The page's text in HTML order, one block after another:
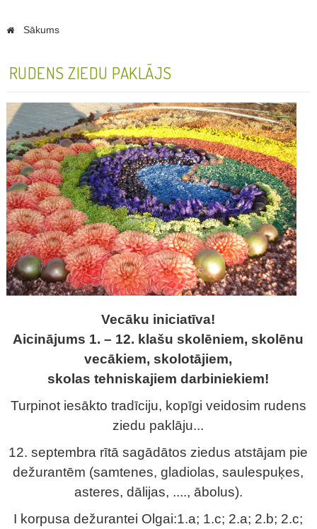
Sākums
RUDENS ZIEDU PAKLĀJS
Vecāku iniciatīva!
Aicinājums 1. – 12. klašu skolēniem, skolēnu
vecākiem, skolotājiem,
skolas tehniskajiem darbiniekiem!
Turpinot iesākto tradīciju, kopīgi veidosim rudens
ziedu paklāju...
12. septembra rītā sagādātos ziedus atstājam pie
dežurantēm (samtenes, gladiolas, saulespuķes,
asteres, dālijas, ...., ābolus).
I korpusa dežurantei Olgai:1.a; 1.c; 2.a; 2.b; 2.c;